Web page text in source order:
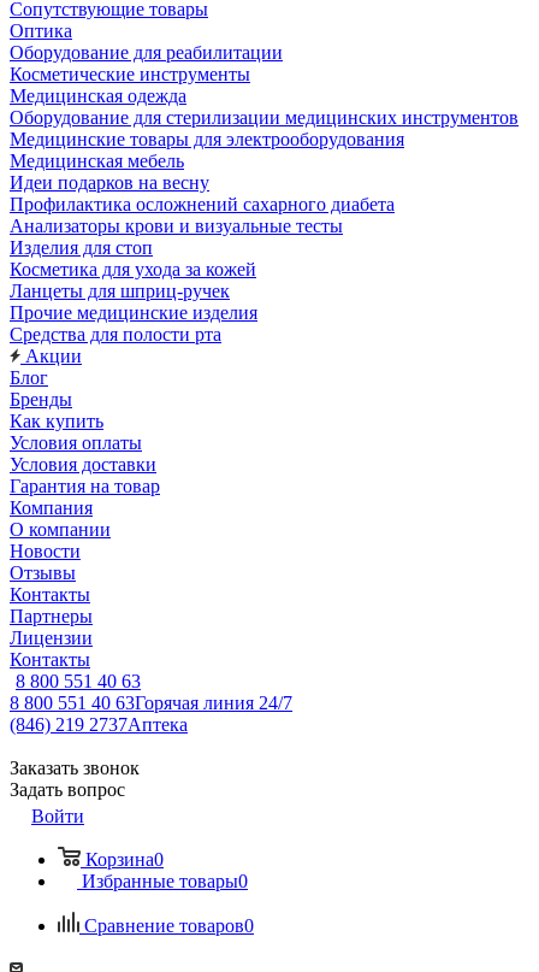
Сопутствующие товары
Оптика
Оборудование для реабилитации
Косметические инструменты
Медицинская одежда
Оборудование для стерилизации медицинских инструментов
Медицинские товары для электрооборудования
Медицинская мебель
Идеи подарков на весну
Профилактика осложнений сахарного диабета
Анализаторы крови и визуальные тесты
Изделия для стоп
Косметика для ухода за кожей
Ланцеты для шприц-ручек
Прочие медицинские изделия
Средства для полости рта
Акции
Блог
Бренды
Как купить
Условия оплаты
Условия доставки
Гарантия на товар
Компания
О компании
Новости
Отзывы
Контакты
Партнеры
Лицензии
Контакты
8 800 551 40 63
8 800 551 40 63Горячая линия 24/7
(846) 219 2737Аптека
Заказать звонок
Задать вопрос
Войти
Корзина0
Избранные товары0
Сравнение товаров0